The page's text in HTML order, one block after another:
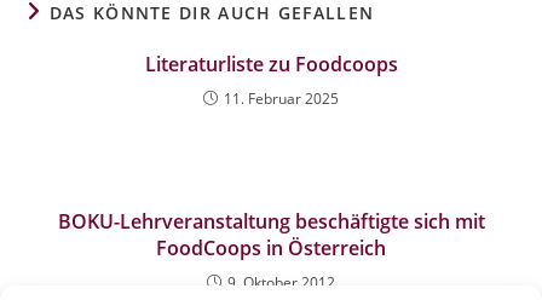
DAS KÖNNTE DIR AUCH GEFALLEN
Literaturliste zu Foodcoops
11. Februar 2025
BOKU-Lehrveranstaltung beschäftigte sich mit
FoodCoops in Österreich
9. Oktober 2012